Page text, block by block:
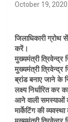
October 19, 2020
जिलाधिकारी ग्रोथ
करें।
मुख्यमंत्री त्रिवेन्द्र
मुख्यमंत्री त्रिवेन्द्र
ब्रांड बनाए जाने के
लक्ष्य निर्धारित कर
आने वाली समस्याओं
मार्केटिंग की